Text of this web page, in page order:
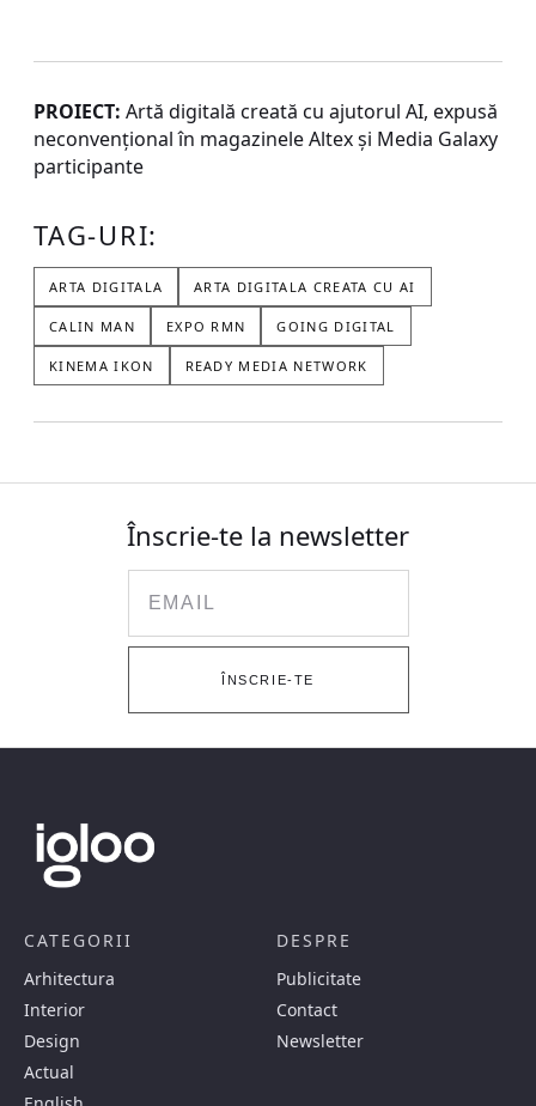
PROIECT: Artă digitală creată cu ajutorul AI, expusă
neconvențional în magazinele Altex și Media Galaxy
participante
TAG-URI:
ARTA DIGITALA ARTA DIGITALA CREATA CU AI
CALIN MAN EXPO RMN GOING DIGITAL
KINEMA IKON READY MEDIA NETWORK
Înscrie-te la newsletter
ÎNSCRIE-TE
CATEGORII
Arhitectura
Interior
Design
Actual
DESPRE
Publicitate
Contact
Newsletter